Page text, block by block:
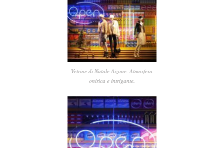
Vetrine di Natale Aizone. Atmosfera
onirica e intrigante.